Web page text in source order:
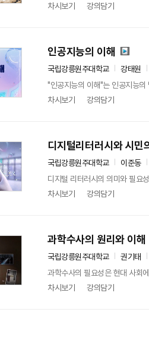
차시보기
강의담기
인공지능의 이해
국립강릉원주대학교
강태원
"인공지능의 이해"는 인공지능
차시보기
강의담기
디지털리터러시와 시민
국립강릉원주대학교
이준동
디지털 리터러시의 의미와 필요
차시보기
강의담기
과학수사의 원리와 이해
국립강릉원주대학교
권기태
과학수사의 필요성은 현대 사회
차시보기
강의담기